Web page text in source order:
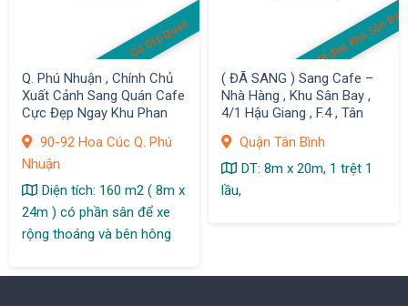
Có Clip Quán
Q. Phú Nhuận , Chính Chủ
Xuất Cảnh Sang Quán Cafe
Cực Đẹp Ngay Khu Phan
90-92 Hoa Cúc Q. Phú
Nhuận
Diện tích: 160 m2 ( 8m x
24m ) có phần sân để xe
rộng thoáng và bên hông
MB đẹp, Khu Sân Bay
( ĐÃ SANG ) Sang Cafe –
Nhà Hàng , Khu Sân Bay ,
4/1 Hậu Giang , F.4 , Tân
Quận Tân Bình
DT: 8m x 20m, 1 trệt 1
lầu,